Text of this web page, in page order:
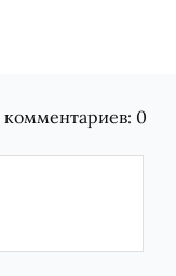
комментариев: 0